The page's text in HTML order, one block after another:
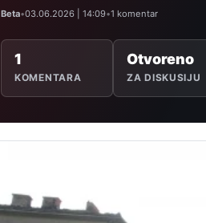
Beta•03.06.2026 | 14:09•1 komentar
1
KOMENTARA
Otvoreno
ZA DISKUSIJU